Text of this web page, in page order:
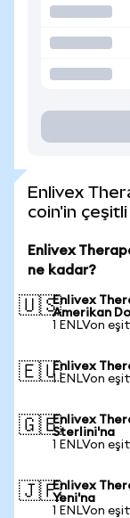
Enlivex
coin'in
Enlivex
ne kadar?
🇺🇸Enlivex
Amerikan
1 ENLVon
🇪🇺Enlivex
1 ENLVon
🇬🇧Enlivex
Sterlini'na
1 ENLVon
🇯🇵Enlivex
Yeni'na
1 ENLVon